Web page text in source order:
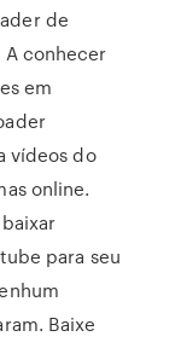
de
A conhecer
em
vídeos do
online.
para seu
Baixe